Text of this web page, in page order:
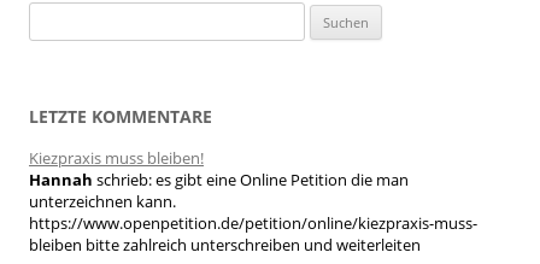
u
n
n
a
c
LETZTE KOMMENTARE
Kiezpraxis muss bleiben!
Hannah schrieb:es gibt eine Online Petition die man
unterzeichnen kann.
https://www.openpetition.de/petition/online/kiezpraxis-muss-
bleiben bitte zahlreich unterschreiben und weiterleiten